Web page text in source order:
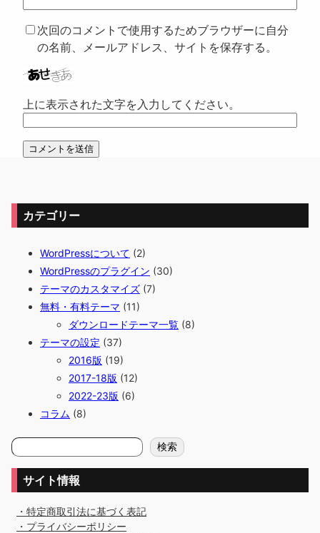
次回のコメントで使用するためブラウザーに自分
の名前、メールアドレス、サイトを保存する。
上に表示された文字を入力してください。
カテゴリー
WordPressについて (2)
WordPressのプラグイン (30)
テーマのカスタマイズ (7)
無料・有料テーマ (11)
ダウンロードテーマ一覧 (8)
テーマの設定 (37)
2016版 (19)
2017-18版 (12)
2022-23版 (6)
コラム (8)
検
索
検索
サイト情報
・特定商取引法に基づく表記
・プライバシーポリシー